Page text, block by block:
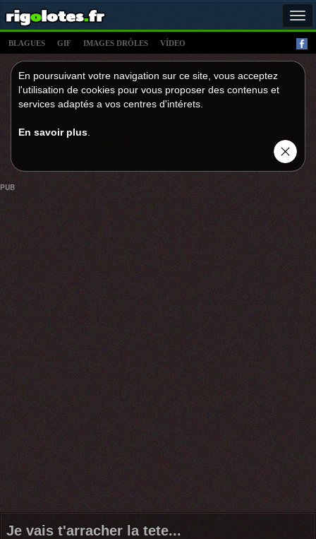
BLAGUES GIF IMAGES DRÔLES VÍDEO
En poursuivant votre navigation sur ce site, vous acceptez
l'utilisation de cookies pour vous proposer des contenus et
services adaptés a vos centres d'intérets.
En savoir plus
PUB
Je vais t'arracher la tete...